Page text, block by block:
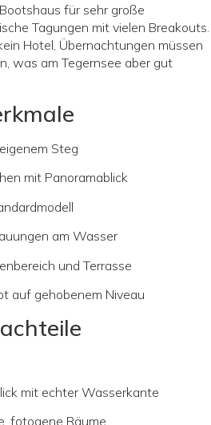
für sehr große
Tagungen mit vielen Breakouts.
Hotel, Übernachtungen müssen
was am Tegernsee aber gut
Steg
mit Panoramablick
am Wasser
und Terrasse
auf gehobenem Niveau
mit echter Wasserkante
fotogene Räume